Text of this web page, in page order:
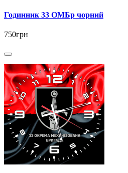
Годинник 33 ОМБр чорний
750грн